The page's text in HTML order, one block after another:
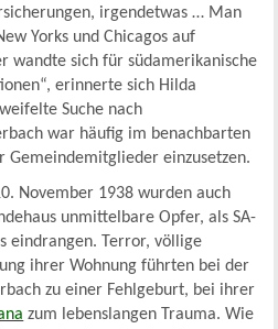
irgendetwas … Man
Yorks und Chicagos auf
wandte sich für südamerikanische
erinnerte sich Hilda
Suche nach
war häufig im benachbarten
Gemeindemitglieder einzusetzen.
November 1938 wurden auch
unmittelbare Opfer, als SA-
eindrangen. Terror, völlige
ihrer Wohnung führten bei der
zu einer Fehlgeburt, bei ihrer
zum lebenslangen Trauma. Wie